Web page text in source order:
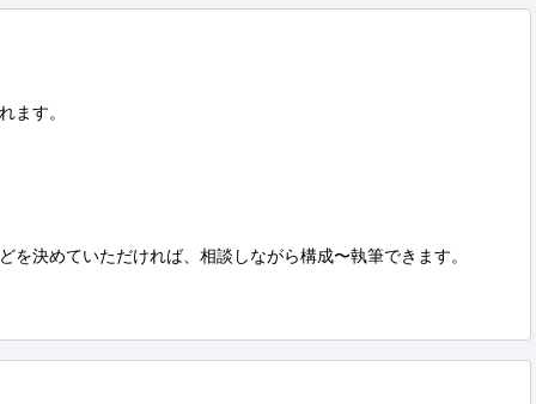
ます。
を決めていただければ、相談しながら構成〜執筆できます。